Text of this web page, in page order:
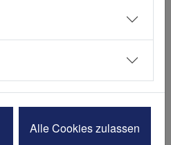
Alle Cookies zulassen